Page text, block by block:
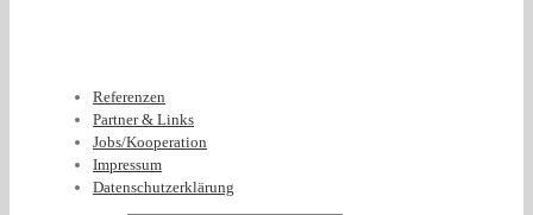
Referenzen
Partner & Links
Jobs/Kooperation
Impressum
Datenschutzerklärung